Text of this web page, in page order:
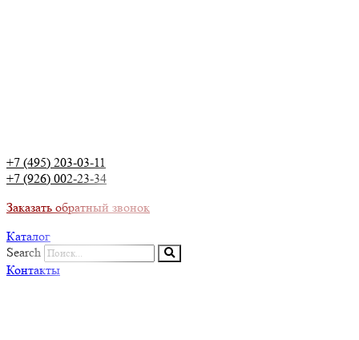
+7 (495) 203-03-11
+7 (926) 002-23-34
Заказать обратный звонок
Каталог
Search
Контакты